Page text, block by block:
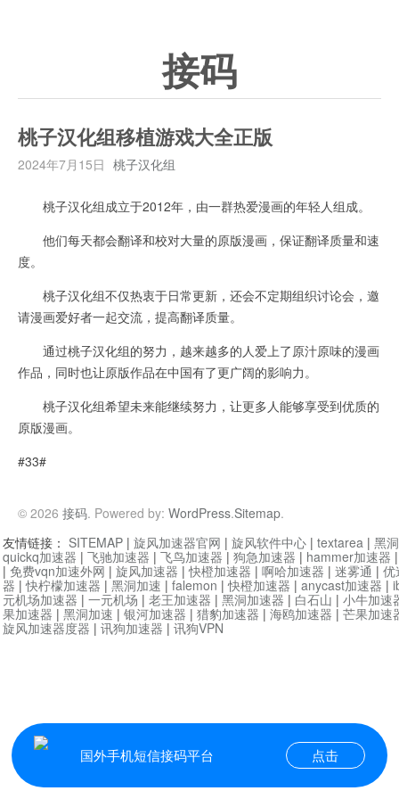
接码
桃子汉化组移植游戏大全正版
2024年7月15日 桃子汉化组
桃子汉化组成立于2012年，由一群热爱漫画的年轻人组成。
他们每天都会翻译和校对大量的原版漫画，保证翻译质量和速
度。
桃子汉化组不仅热衷于日常更新，还会不定期组织讨论会，邀
请漫画爱好者一起交流，提高翻译质量。
通过桃子汉化组的努力，越来越多的人爱上了原汁原味的漫画
作品，同时也让原版作品在中国有了更广阔的影响力。
桃子汉化组希望未来能继续努力，让更多人能够享受到优质的
原版漫画。
#33#
© 2026 接码. Powered by: WordPress.Sitemap.
国外手机短信接码平台 点击
友情链接： SITEMAP | 旋风加速器官网 | 旋风软件中心 | textarea | 黑
quickq加速器 | 飞驰加速器 | 飞鸟加速器 | 狗急加速器 | hammer加速器
| 免费vqn加速外网 | 旋风加速器 |快橙加速器 | 啊哈加速器 | 迷雾通 | 优
器 |快柠檬加速器 | 黑洞加速 | falemon |快橙加速器 | anycast加速器 |
元机场加速器 | 一元机场 | 老王加速器 | 黑洞加速器 | 白石山 | 小牛加速
果加速器 | 黑洞加速 | 银河加速器 | 猎豹加速器 | 海鸥加速器 | 芒果加速
旋风加速器度器 | 讯狗加速器 | 讯狗VPN